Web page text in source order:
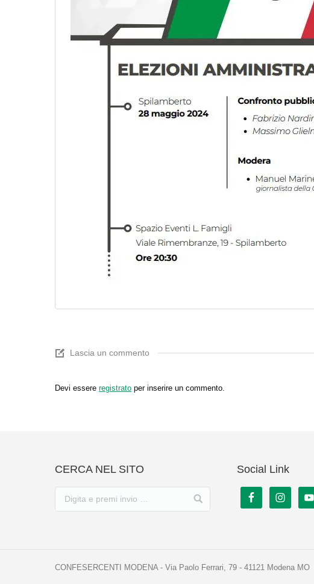
Lascia un commento
Devi essere registrato per inserire un commento.
CERCA NEL SITO Social Link
CONFESERCENTI MODENA - Via Paolo Ferrari, 79 - 41121 Modena MO